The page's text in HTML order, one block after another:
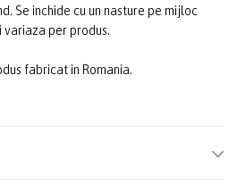
Se inchide cu un nasture pe mijloc
variaza per produs.
fabricat in Romania.